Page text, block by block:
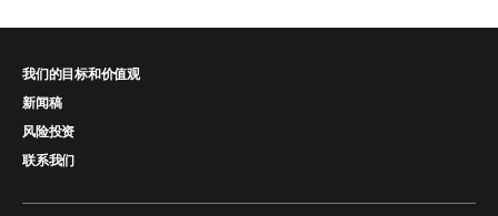
我们的目标和价值观
新闻稿
风险投资
联系我们